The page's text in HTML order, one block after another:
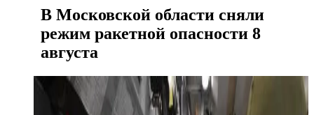
В Московской области сняли
режим ракетной опасности 8
августа